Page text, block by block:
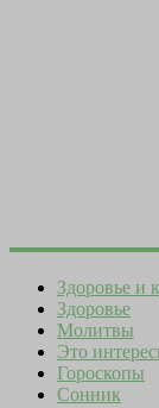
Здоровье и
Здоровье
Молитвы
Это
Гороскопы
Сонник